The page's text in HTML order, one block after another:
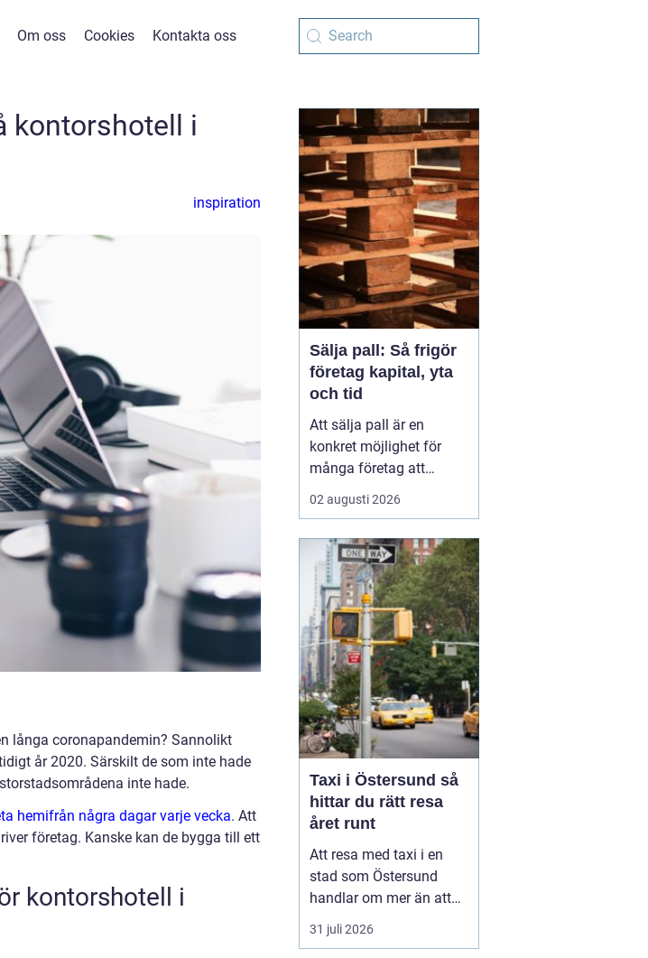
Om oss Cookies Kontakta oss
kontorshotell i
inspiration
långa coronapandemin? Sannolikt
år 2020. Särskilt de som inte hade
inte hade.
hemifrån några dagar varje vecka. Att
företag. Kanske kan de bygga till ett
kontorshotell i
Sälja pall: Så frigör
företag kapital, yta
och tid
Att sälja pall är en
konkret möjlighet för
många företag att
frigöra både kapital och
lagerutrymme. När
på gården binder de
pengar, skapar oreda
och kan t...
02 augusti 2026
Taxi i Östersund så
hittar du rätt resa
året runt
Att resa med taxi i en
stad som Östersund
handlar om mer än att
bara ta sig från punkt A
till punkt B. För många
31 juli 2026